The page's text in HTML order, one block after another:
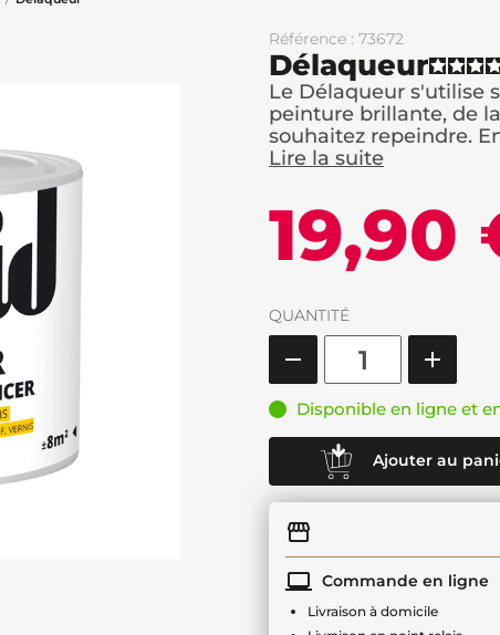
Référence : 73672
Délaqueur
Le Délaqueur s'utilise
peinture brillante, de
souhaitez repeindre. En
Lire la suite
19,90
QUANTITÉ
Disponible en ligne et
Ajouter au
Commande en ligne
Livraison à domicile